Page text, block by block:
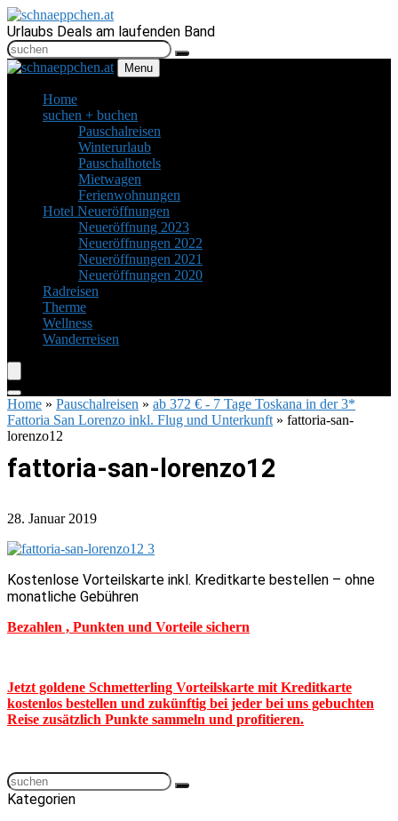
Urlaubs Deals am laufenden Band
Menu
Home
suchen + buchen
Pauschalreisen
Winterurlaub
Pauschalhotels
Mietwagen
Ferienwohnungen
Hotel Neueröffnungen
Neueröffnung 2023
Neueröffnungen 2022
Neueröffnungen 2021
Neueröffnungen 2020
Radreisen
Therme
Wellness
Wanderreisen
Home » Pauschalreisen » ab 372 € - 7 Tage Toskana in der 3*
Fattoria San Lorenzo inkl. Flug und Unterkunft » fattoria-san-
lorenzo12
fattoria-san-lorenzo12
28. Januar 2019
Kostenlose Vorteilskarte inkl. Kreditkarte bestellen – ohne
monatliche Gebühren
Bezahlen , Punkten und Vorteile sichern
Jetzt goldene Schmetterling Vorteilskarte mit Kreditkarte
kostenlos bestellen und zukünftig bei jeder bei uns gebuchten
Reise zusätzlich Punkte sammeln und profitieren.
Kategorien